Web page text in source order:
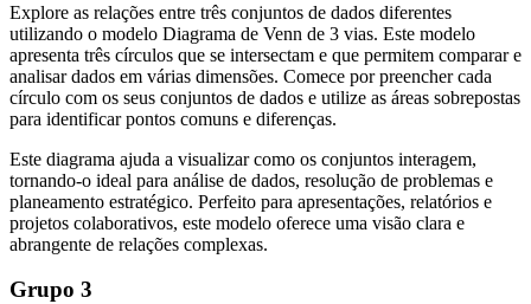
Explore as relações entre três conjuntos de dados diferentes
utilizando o modelo Diagrama de Venn de 3 vias. Este modelo
apresenta três círculos que se intersectam e que permitem comparar e
analisar dados em várias dimensões. Comece por preencher cada
círculo com os seus conjuntos de dados e utilize as áreas sobrepostas
para identificar pontos comuns e diferenças.
Este diagrama ajuda a visualizar como os conjuntos interagem,
tornando-o ideal para análise de dados, resolução de problemas e
planeamento estratégico. Perfeito para apresentações, relatórios e
projetos colaborativos, este modelo oferece uma visão clara e
abrangente de relações complexas.
Grupo 3